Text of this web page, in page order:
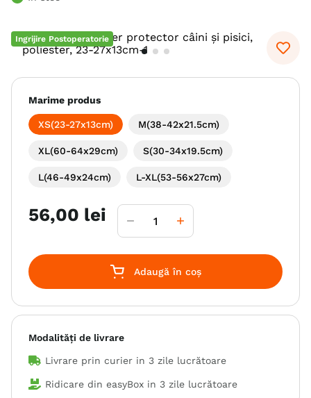
7. hypoallergenic
10. brit caini
Ingrijire Postoperatorie
Marime produs
XS(23-27x13cm) M(38-42x21.5cm)
XL(60-64x29cm) S(30-34x19.5cm)
L(46-49x24cm) L-XL(53-56x27cm)
56,00 lei
Adaugă în coș
Modalități de livrare
Livrare prin curier in 3 zile lucrătoare
Ridicare din easyBox in 3 zile lucrătoare